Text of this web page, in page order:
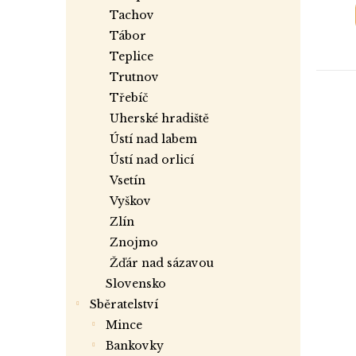
tachov
tábor
teplice
trutnov
třebíč
uherské hradiště
ústí nad labem
ústí nad orlicí
vsetín
vyškov
zlín
znojmo
žďár nad sázavou
slovensko
Sběratelství
mince
bankovky